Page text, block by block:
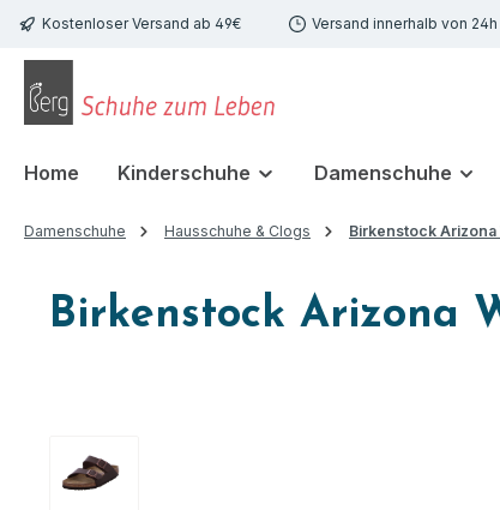
Hauptinhalt springen
Zur Suche springen
Zur Hauptnavigation springen
Kostenloser Versand ab 49€ Versand innerhalb von 24h
Home Kinderschuhe Damenschuhe
Damenschuhe Hausschuhe & Clogs Birkenstock
Birkenstock Arizona